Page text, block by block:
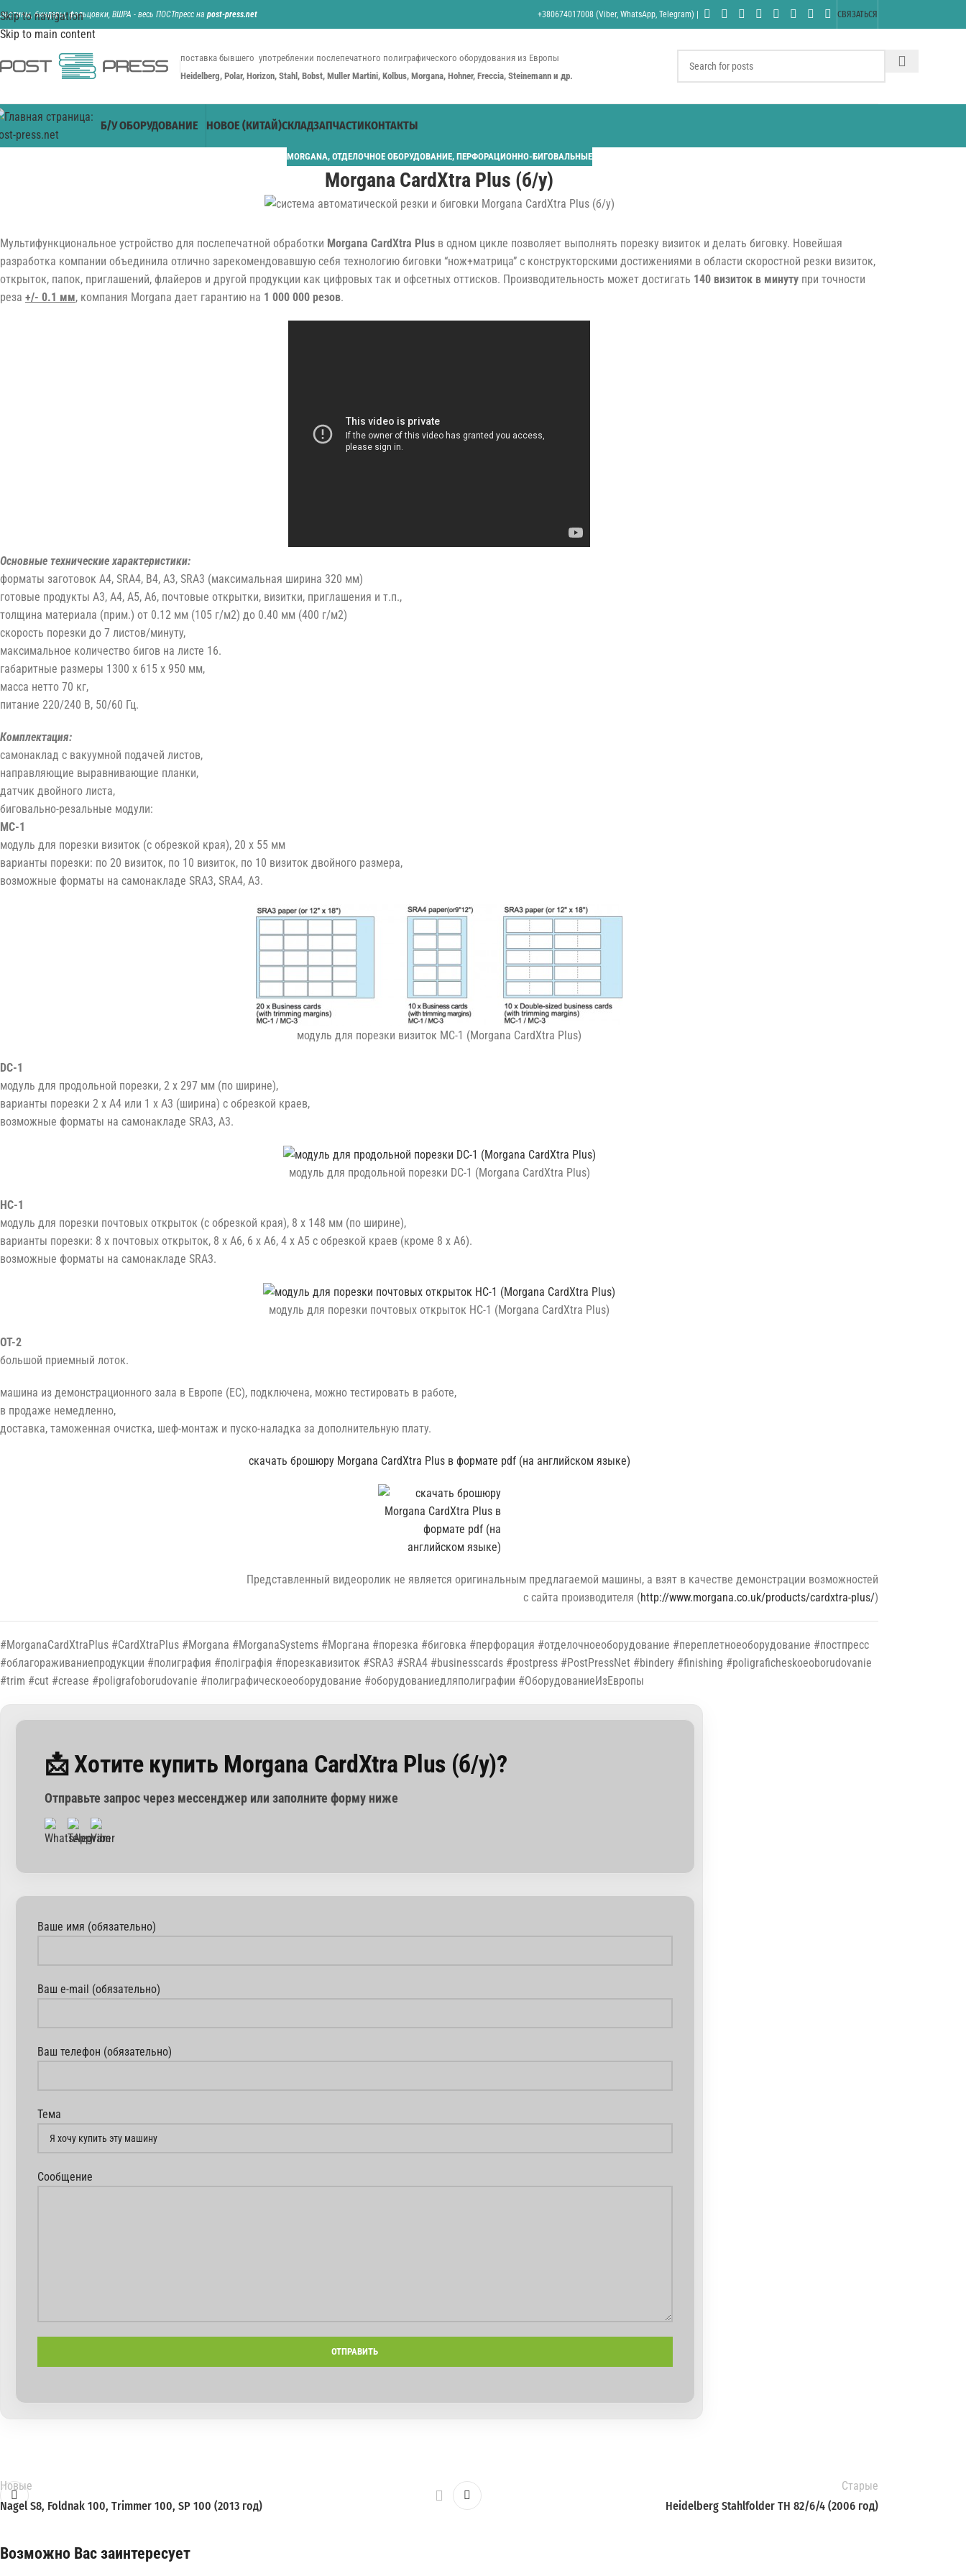
Skip to navigation
Skip to main content
биндеры, фальцовки, ВШРА - весь ПОСТпресс на post-press.net +380674017008 (Viber, WhatsApp, Telegram) | СВЯЗАТЬСЯ
поставка бывшего употреблении послепечатного полиграфического оборудования из Европы
Heidelberg, Polar, Horizon, Stahl, Bobst, Muller Martini, Kolbus, Morgana, Hohner, Freccia, Steinemann и др.
Б/У ОБОРУДОВАНИЕ НОВОЕ (КИТАЙ)СКЛАДЗАПЧАСТИКОНТАКТЫ
MORGANA, ОТДЕЛОЧНОЕ ОБОРУДОВАНИЕ, ПЕРФОРАЦИОННО-БИГОВАЛЬНЫЕ
Morgana CardXtra Plus (б/у)
Мультифункциональное устройство для послепечатной обработки Morgana CardXtra Plus в одном цикле позволяет выполнять порезку визиток и делать биговку. Новейшая
разработка компании объединила отлично зарекомендовавшую себя технологию биговки “нож+матрица” с конструкторскими достижениями в области скоростной резки визиток,
открыток, папок, приглашений, флайеров и другой продукции как цифровых так и офсетных оттисков. Производительность может достигать 140 визиток в минуту при точности
реза +/- 0.1 мм, компания Morgana дает гарантию на 1 000 000 резов.
Основные технические характеристики:
форматы заготовок A4, SRA4, B4, A3, SRA3 (максимальная ширина 320 мм)
готовые продукты A3, A4, A5, A6, почтовые открытки, визитки, приглашения и т.п.,
толщина материала (прим.) от 0.12 мм (105 г/м2) до 0.40 мм (400 г/м2)
скорость порезки до 7 листов/минуту,
максимальное количество бигов на листе 16.
габаритные размеры 1300 x 615 x 950 мм,
масса нетто 70 кг,
питание 220/240 В, 50/60 Гц.
Комплектация:
самонаклад с вакуумной подачей листов,
направляющие выравнивающие планки,
датчик двойного листа,
биговально-резальные модули:
MC-1
модуль для порезки визиток (с обрезкой края), 20 x 55 мм
варианты порезки: по 20 визиток, по 10 визиток, по 10 визиток двойного размера,
возможные форматы на самонакладе SRA3, SRA4, A3.
модуль для порезки визиток MC-1 (Morgana CardXtra Plus)
DC-1
модуль для продольной порезки, 2 x 297 мм (по ширине),
варианты порезки 2 x A4 или 1 x A3 (ширина) с обрезкой краев,
возможные форматы на самонакладе SRA3, A3.
модуль для продольной порезки DC-1 (Morgana CardXtra Plus)
HC-1
модуль для порезки почтовых открыток (с обрезкой края), 8 x 148 мм (по ширине),
варианты порезки: 8 x почтовых открыток, 8 x A6, 6 x A6, 4 x A5 с обрезкой краев (кроме 8 x A6).
возможные форматы на самонакладе SRA3.
модуль для порезки почтовых открыток HC-1 (Morgana CardXtra Plus)
OT-2
большой приемный лоток.
машина из демонстрационного зала в Европе (ЕС), подключена, можно тестировать в работе,
в продаже немедленно,
доставка, таможенная очистка, шеф-монтаж и пуско-наладка за дополнительную плату.
скачать брошюру Morgana CardXtra Plus в формате pdf (на английском языке)
Представленный видеоролик не является оригинальным предлагаемой машины, а взят в качестве демонстрации возможностей
с сайта производителя (http://www.morgana.co.uk/products/cardxtra-plus/)
#MorganaCardXtraPlus #CardXtraPlus #Morgana #MorganaSystems #Моргана #порезка #биговка #перфорация #отделочноеоборудование #переплетноеоборудование #постпресс
#облагораживаниепродукции #полиграфия #поліграфія #порезкавизиток #SRA3 #SRA4 #businesscards #postpress #PostPressNet #bindery #finishing #poligraficheskoeoborudovanie
#trim #cut #crease #poligrafoborudovanie #полиграфическоеоборудование #оборудованиедляполиграфии #ОборудованиеИзЕвропы
📩 Хотите купить Morgana CardXtra Plus (б/у)?
Отправьте запрос через мессенджер или заполните форму ниже
Ваше имя (обязательно)
Ваш e-mail (обязательно)
Ваш телефон (обязательно)
Тема
Сообщение
Новые
Nagel S8, Foldnak 100, Trimmer 100, SP 100 (2013 год)
Старые
Heidelberg Stahlfolder TH 82/6/4 (2006 год)
Возможно Вас заинтересует